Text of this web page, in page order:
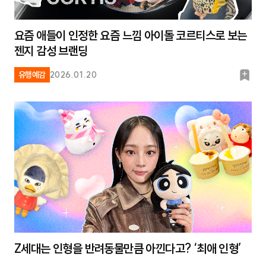
요즘 애들이 인정한 요즘 느낌 아이돌 코르티스로 보는
젠지 감성 브랜딩
유행예감 2026.01.20
북
크
Z세대는 인형을 반려동물만큼 아낀다고? ‘최애 인형’